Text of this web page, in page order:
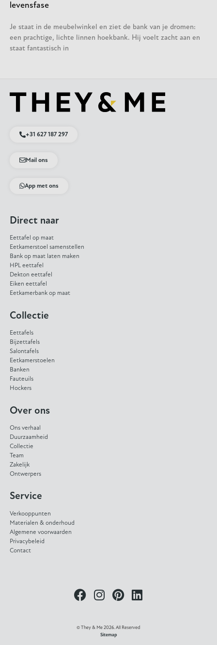
levensfase
Je staat in de meubelwinkel en ziet de bank van je dromen:
een prachtige, lichte linnen hoekbank. Hij voelt zacht aan en
staat fantastisch in
+31 627 187 297
Mail ons
App met ons
Direct naar
Eettafel op maat
Eetkamerstoel samenstellen
Bank op maat laten maken
HPL eettafel
Dekton eettafel
Eiken eettafel
Eetkamerbank op maat
Collectie
Eettafels
Bijzettafels
Salontafels
Eetkamerstoelen
Banken
Fauteuils
Hockers
Over ons
Ons verhaal
Duurzaamheid
Collectie
Team
Zakelijk
Ontwerpers
Service
Verkooppunten
Materialen & onderhoud
Algemene voorwaarden
Privacybeleid
Contact
© They & Me 2026. All Reserved
Sitemap